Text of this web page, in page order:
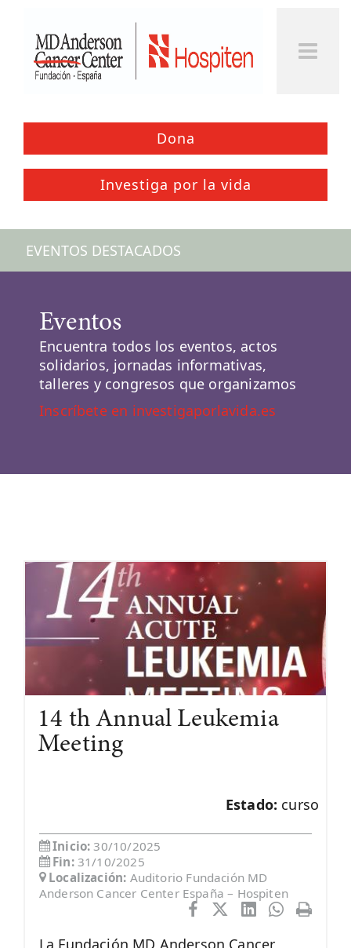
Dona
Investiga por la vida
EVENTOS DESTACADOS
Eventos
Encuentra todos los eventos, actos
solidarios, jornadas informativas,
talleres y congresos que organizamos
Inscríbete en investigaporlavida.es
14 th Annual Leukemia
Meeting
Estado: curso
Inicio: 30/10/2025
Fin: 31/10/2025
Localización: Auditorio Fundación MD
Anderson Cancer Center España – Hospiten
La Fundación MD Anderson Cancer